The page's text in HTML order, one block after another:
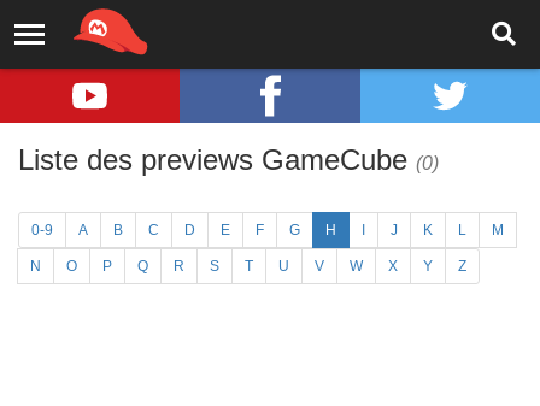
Liste des previews GameCube (0)
0-9 A B C D E F G H J K L M
N O P Q R S T U V W X Y Z